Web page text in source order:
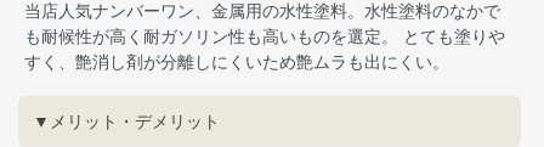
当店人気ナンバーワン、金属用の水性塗料。水性塗料のなかで
も耐候性が高く耐ガソリン性も高いものを選定。 とても塗りや
すく、艶消し剤が分離しにくいため艶ムラも出にくい。
▼メリット・デメリット